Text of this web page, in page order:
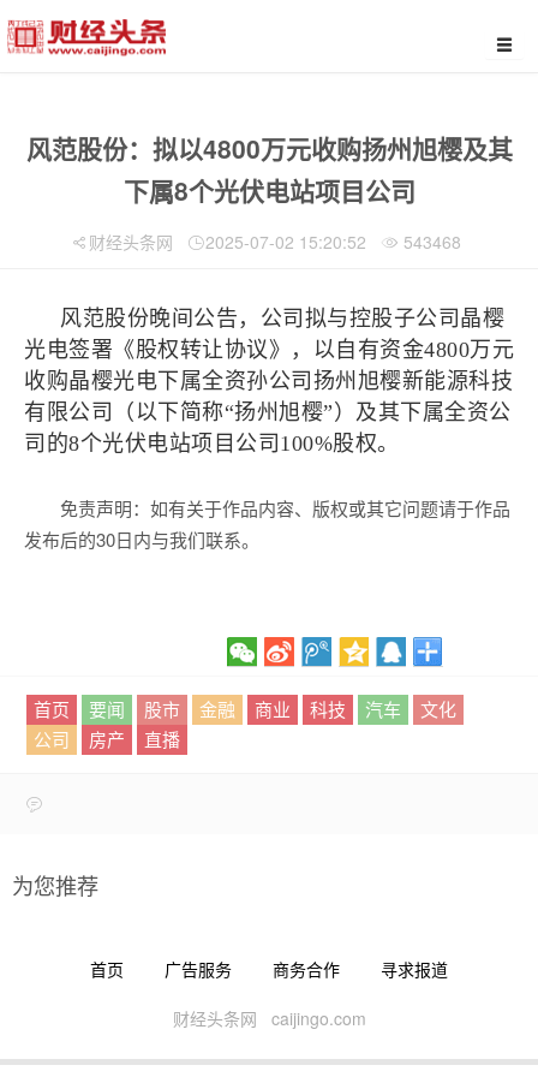
风范股份：拟以4800万元收购扬州旭樱及其
下属8个光伏电站项目公司
财经头条网 2025-07-02 15:20:52 543468
风范股份晚间公告，公司拟与控股子公司晶樱
光电签署《股权转让协议》，以自有资金4800万元
收购晶樱光电下属全资孙公司扬州旭樱新能源科技
有限公司（以下简称“扬州旭樱”）及其下属全资公
司的8个光伏电站项目公司100%股权。
免责声明：如有关于作品内容、版权或其它问题请于作品
发布后的30日内与我们联系。
首页 要闻 股市 金融 商业 科技 汽车
文化
公司
房产 直播
为您推荐
首页 广告服务 商务合作 寻求报道
财经头条网 caijingo.com